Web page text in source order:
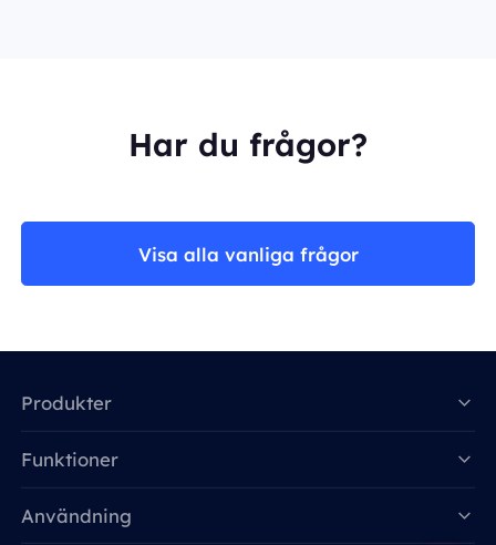
Har du frågor?
Visa alla vanliga frågor
Produkter
Funktioner
Användning